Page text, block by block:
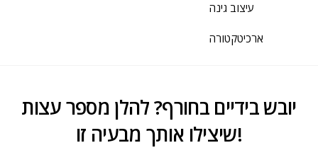
עיצוב גינה
ארכיטקטורה
יובש בידיים בחורף? להלן מספר עצות
שיצילו אותך מבעיה זו!